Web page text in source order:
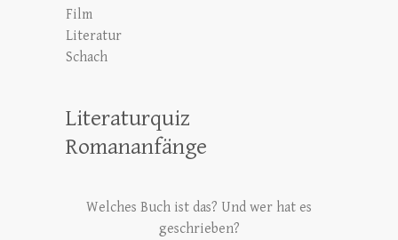
Film
Literatur
Schach
Literaturquiz
Romananfänge
Welches Buch ist das? Und wer hat es
geschrieben?